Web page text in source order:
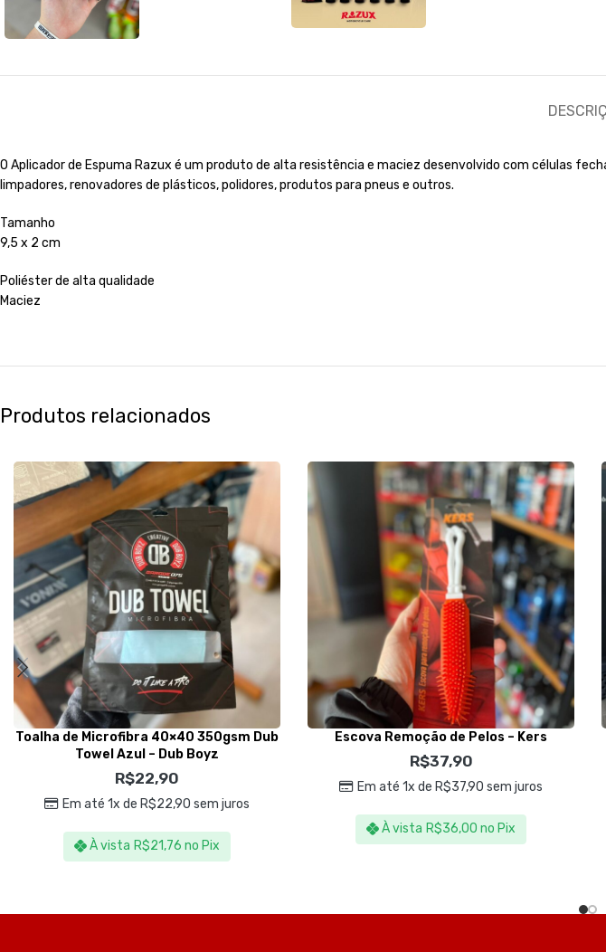
O Aplicador de Espuma Razux é um produto de alta resistência e maciez desenvolvido com células
limpadores, renovadores de plásticos, polidores, produtos para pneus e outros.
Tamanho
9,5 x 2 cm
Poliéster de alta qualidade
Maciez
Produtos relacionados
Toalha de Microfibra 40×40 350gsm Dub
Towel Azul – Dub Boyz
R$22,90
Em até 1x de R$22,90 sem juros
À vista R$21,76 no Pix
Escova Remoção de Pelos – Kers
R$37,90
Em até 1x de R$37,90 sem juros
À vista R$36,00 no Pix